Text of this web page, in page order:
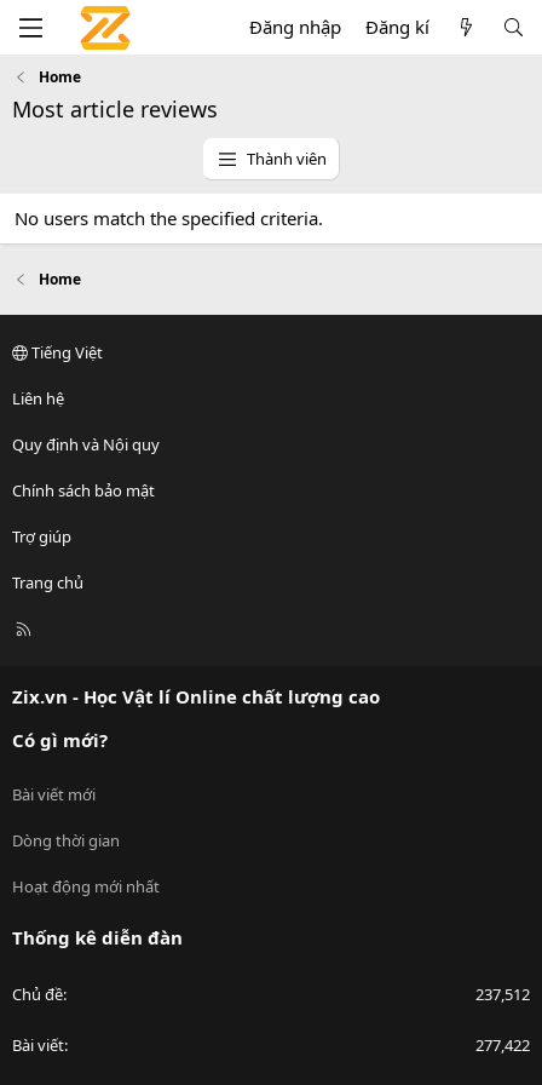
Đăng nhập Đăng kí
Home
Most article reviews
Thành viên
No users match the specified criteria.
Home
Tiếng Việt
Liên hệ
Quy định và Nội quy
Chính sách bảo mật
Trợ giúp
Trang chủ
R
Zix.vn - Học Vật lí Online chất lượng cao
Có gì mới?
Bài viết mới
Dòng thời gian
Hoạt động mới nhất
Thống kê diễn đàn
Chủ đề 237,512
Bài viết 277,422